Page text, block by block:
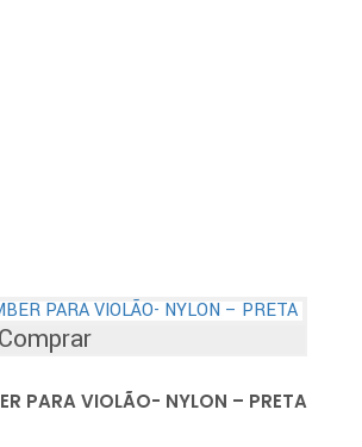
Comprar
PARA VIOLÃO- NYLON – PRETA